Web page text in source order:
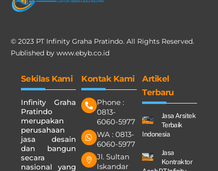
© 2023 PT Infinity Graha Pratindo. All Rights Reserved.
Published bywww.ebyb.co.id
Sekilas Kami
Infinity Graha
Pratindo
merupakan
perusahaan
jasa desain
dan bangun
secara
nasional yang
Kontak Kami
Phone :
0813-
6060-5977
WA : 0813-
6060-5977
Jl. Sultan
Iskandar
Artikel
Terbaru
Jasa Arsitek
Terbaik
Indonesia
Jasa
Kontraktor